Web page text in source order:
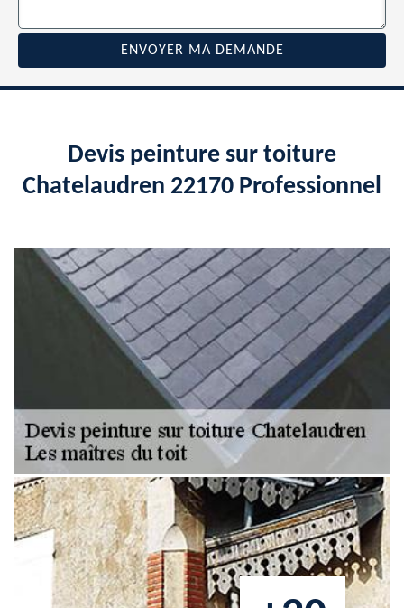
Devis peinture sur toiture
Chatelaudren 22170 Professionnel